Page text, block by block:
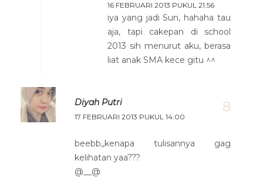
16 FEBRUARI 2013 PUKUL 21.56
iya yang jadi Sun, hahaha tau
aja, tapi cakepan di school
2013 sih menurut aku, berasa
liat anak SMA kece gitu ^^
Diyah Putri
17 FEBRUARI 2013 PUKUL 14.00
beebb,,kenapa tulisannya gag
kelihatan yaa???
@__@